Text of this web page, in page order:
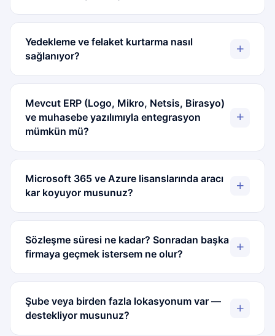
Yedekleme ve felaket kurtarma nasıl
sağlanıyor?
Mevcut ERP (Logo, Mikro, Netsis, Birasyo)
ve muhasebe yazılımıyla entegrasyon
mümkün mü?
Microsoft 365 ve Azure lisanslarında aracı
kar koyuyor musunuz?
Sözleşme süresi ne kadar? Sonradan başka
firmaya geçmek istersem ne olur?
Şube veya birden fazla lokasyonum var —
destekliyor musunuz?